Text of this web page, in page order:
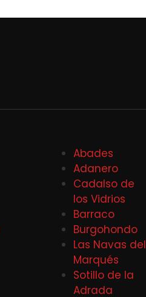
Abades
Adanero
Cadalso de
los Vidrios
Barraco
Burgohondo
Las Navas del
Marqués
Sotillo de la
Adrada